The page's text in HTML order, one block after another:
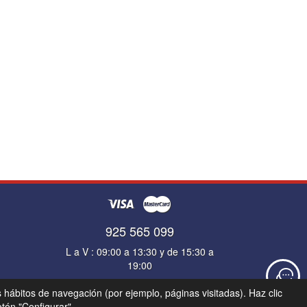
925 565 099
L a V : 09:00 a 13:30 y de 15:30 a
19:00
de navegación (por ejemplo, páginas visitadas). Haz clic